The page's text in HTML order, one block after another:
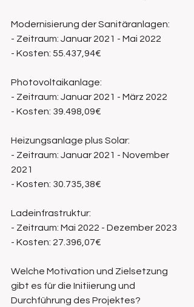
Modernisierung der Sanitäranlagen:
- Zeitraum: Januar 2021 - Mai 2022
- Kosten: 55.437,94€
Photovoltaikanlage:
- Zeitraum: Januar 2021 - März 2022
- Kosten: 39.498,09€
Heizungsanlage plus Solar:
- Zeitraum: Januar 2021 - November
2021
- Kosten: 30.735,38€
Ladeinfrastruktur:
- Zeitraum: Mai 2022 - Dezember 2023
- Kosten: 27.396,07€
Welche Motivation und Zielsetzung
gibt es für die Initiierung und
Durchführung des Projektes?